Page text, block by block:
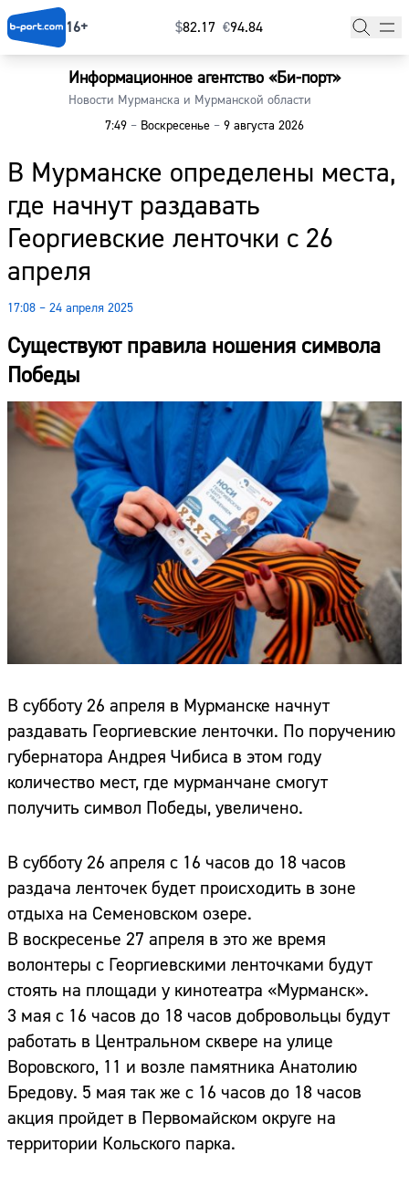
16+ $⁠82.17 €⁠94.84
Информационное агентство «Би-порт»
Новости Мурманска и Мурманской области
7:49 – Воскресенье – 9 августа 2026
В Мурманске определены места,
где начнут раздавать
Георгиевские ленточки с 26
апреля
17:08 – 24 апреля 2025
Существуют правила ношения символа
Победы
В субботу 26 апреля в Мурманске начнут
раздавать Георгиевские ленточки. По поручению
губернатора Андрея Чибиса в этом году
количество мест, где мурманчане смогут
получить символ Победы, увеличено.
В субботу 26 апреля с 16 часов до 18 часов
раздача ленточек будет происходить в зоне
отдыха на Семеновском озере.
В воскресенье 27 апреля в это же время
волонтеры с Георгиевскими ленточками будут
стоять на площади у кинотеатра «Мурманск».
3 мая с 16 часов до 18 часов добровольцы будут
работать в Центральном сквере на улице
Воровского, 11 и возле памятника Анатолию
Бредову. 5 мая так же с 16 часов до 18 часов
акция пройдет в Первомайском округе на
территории Кольского парка.
Главная
Наши гости
Фоторепортажи
Погода
Курсы валют